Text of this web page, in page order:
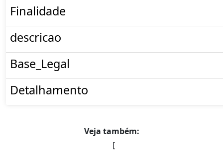
Finalidade
descricao
Base_Legal
Detalhamento
Veja também:
[